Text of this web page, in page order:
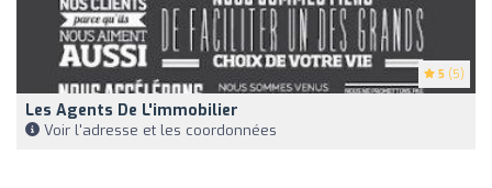
5 (5)
Les Agents De L'immobilier
Voir l'adresse et les coordonnées